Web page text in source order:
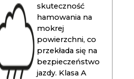
skuteczność
hamowania na
mokrej
powierzchni, co
przekłada się na
bezpieczeństwo
jazdy. Klasa A